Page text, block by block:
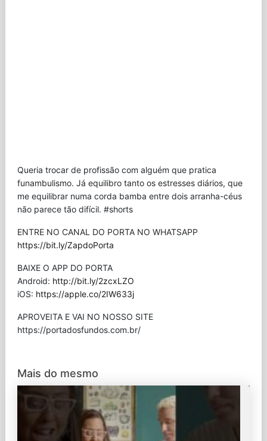
Queria trocar de profissão com alguém que pratica
funambulismo. Já equilibro tanto os estresses diários, que
me equilibrar numa corda bamba entre dois arranha-céus
não parece tão difícil. #shorts
ENTRE NO CANAL DO PORTA NO WHATSAPP
https://bit.ly/ZapdoPorta
BAIXE O APP DO PORTA
Android: http://bit.ly/2zcxLZO
iOS: https://apple.co/2IW633j
APROVEITA E VAI NO NOSSO SITE
⁠https://portadosfundos.com.br/
Mais do mesmo